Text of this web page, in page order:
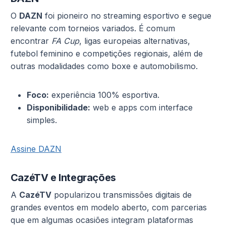
O DAZN foi pioneiro no streaming esportivo e segue
relevante com torneios variados. É comum
encontrar FA Cup, ligas europeias alternativas,
futebol feminino e competições regionais, além de
outras modalidades como boxe e automobilismo.
Foco: experiência 100% esportiva.
Disponibilidade: web e apps com interface
simples.
Assine DAZN
CazéTV e Integrações
A CazéTVpopularizou transmissões digitais de
grandes eventos em modelo aberto, com parcerias
que em algumas ocasiões integram plataformas